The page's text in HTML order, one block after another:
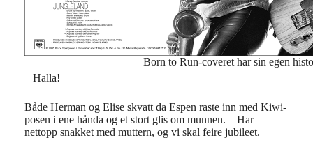
Born to Run-coveret har sin egen
– Halla!
Både Herman og Elise skvatt da Espen raste inn med Kiwi-
posen i ene hånda og et stort glis om munnen. – Har
nettopp snakket med muttern, og vi skal feire jubileet.